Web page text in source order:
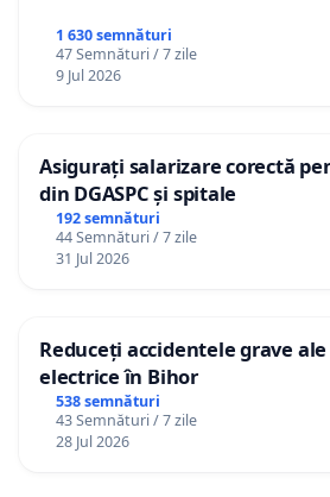
1 630 semnături
47 Semnături / 7 zile
9 Jul 2026
Asigurați salarizare corectă
din DGASPC și spitale
192 semnături
44 Semnături / 7 zile
31 Jul 2026
Reduceți accidentele grave
electrice în Bihor
538 semnături
43 Semnături / 7 zile
28 Jul 2026